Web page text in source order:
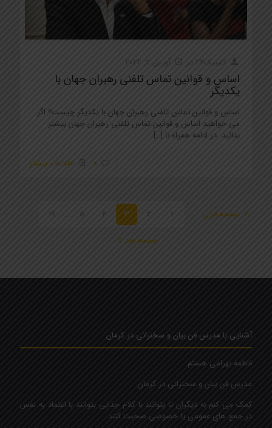
کلینیک24 در آوریل 2, 2022
اساس و قوانین تماس تلفنی رهبران جهان با
یکدیگر
اساس و قوانین تماس تلفنی رهبران جهان با یکدیگر چیست؟ اگر
می خواهید اساس و قوانین تماس تلفنی رهبران جهان بیشتر
بدانید. در ادامه همراه با […]
0 اطلاعات بیشتر
صفحه قبلی 1
2
3
4
5
...
19
صفحه بعد
آشنایی با مدرس فن بیان و سخنرانی در کرمان
فاطمه بهرامی هستم.
مدرس فن بیان و سخنرانی در کرمان
کمک می کنم به دیگران تا بتوانند با کلام جذابی بتوانند با اعتماد به نفس
در جمع های عمومی یا خصوصی صحبت کنند.